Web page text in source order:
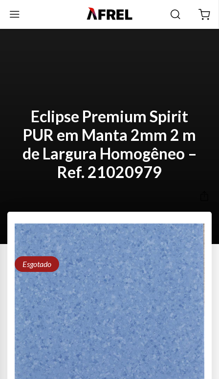
Eclipse Premium Spirit
PUR em Manta 2mm 2 m
de Largura Homogêneo –
Ref. 21020979
Esgotado